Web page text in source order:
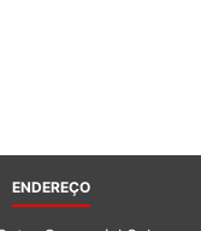
ENDEREÇO